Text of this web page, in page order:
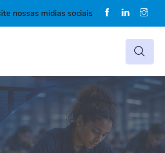
nossas mídias sociais